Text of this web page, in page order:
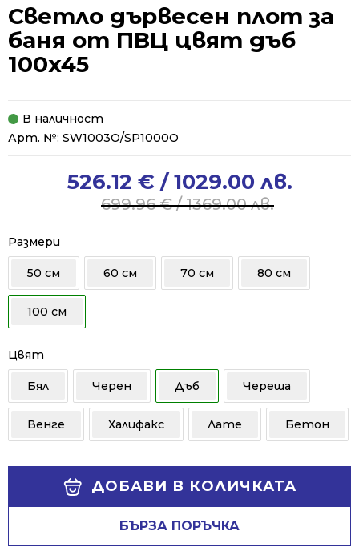
Светло дървесен плот за
баня от ПВЦ цвят дъб
100x45
В наличност
Арт. №: SW1003O/SP1000O
699.96€/ 1369.00 лв.
699.96 €
/
1369.00 лв..
526.12 € / 1029.00 лв.
526.12 €
/
1029.00 лв..
Размери
50 см 60 см 70 см 80 см
100 см
Цвят
Бял Черен Дъб Череша
Венге Халифакс Лате Бетон
ДОБАВИ В КОЛИЧКАТА
БЪРЗА ПОРЪЧКА